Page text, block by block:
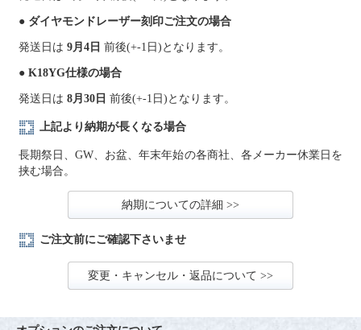
● ダイヤモンドレーザー刻印ご注文の場合
発送日は 9月4日 前後(+-1日)となります。
● K18YG仕様の場合
発送日は 8月30日 前後(+-1日)となります。
上記より納期が長くなる場合
長期祭日、GW、お盆、年末年始の各商社、各メーカー休業日を
挟む場合。
納期についての詳細 >>
ご注文前にご確認下さいませ
変更・キャンセル・返品について >>